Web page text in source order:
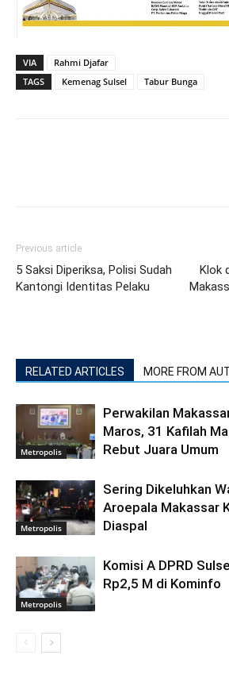
VIA
Rahmi Djafar
TAGS
Kemenag Sulsel Tabur Bunga
Previous article
5 Saksi Diperiksa, Polisi Sudah
Kantongi Identitas Pelaku
Klok
RELATED ARTICLES MORE FROM
Metropolis
Perwakilan
Maros, 31 Kafilah
Rebut Juara Umum
Metropolis
Sering Dikeluhkan
Aroepala Makassar
Diaspal
Metropolis
Komisi A DPRD
Rp2,5 M di Kominfo